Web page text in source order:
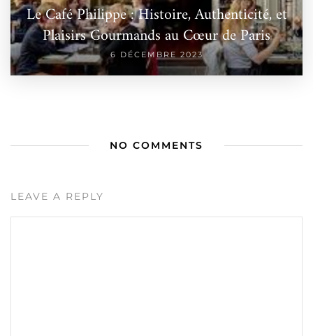
Le Café Philippe : Histoire, Authenticité, et
Plaisirs Gourmands au Cœur de Paris
6 DÉCEMBRE 2023
NO COMMENTS
LEAVE A REPLY